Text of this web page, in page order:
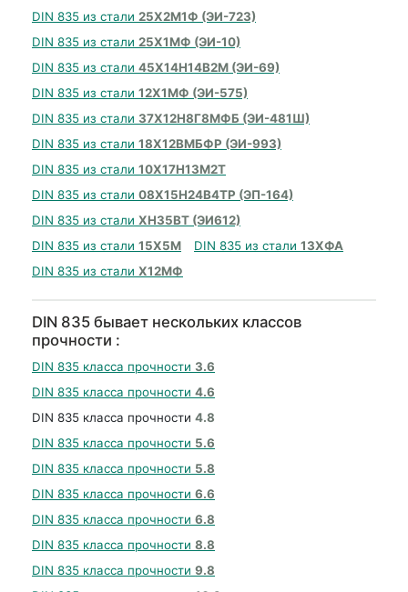
DIN 835 из стали 25Х2М1Ф (ЭИ-723)
DIN 835 из стали 25Х1МФ (ЭИ-10)
DIN 835 из стали 45Х14Н14В2М (ЭИ-69)
DIN 835 из стали 12Х1МФ (ЭИ-575)
DIN 835 из стали 37Х12Н8Г8МФБ (ЭИ-481Ш)
DIN 835 из стали 18Х12ВМБФР (ЭИ-993)
DIN 835 из стали 10Х17Н13М2Т
DIN 835 из стали 08Х15Н24В4ТР (ЭП-164)
DIN 835 из стали ХН35ВТ (ЭИ612)
DIN 835 из стали 15Х5М DIN 835 из стали 13ХФА
DIN 835 из стали Х12МФ
DIN 835 бывает нескольких классов
прочности :
DIN 835 класса прочности 3.6
DIN 835 класса прочности 4.6
DIN 835 класса прочности 4.8
DIN 835 класса прочности 5.6
DIN 835 класса прочности 5.8
DIN 835 класса прочности 6.6
DIN 835 класса прочности 6.8
DIN 835 класса прочности 8.8
DIN 835 класса прочности 9.8